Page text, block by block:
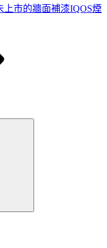
上市的牆面補漆IQOS煙